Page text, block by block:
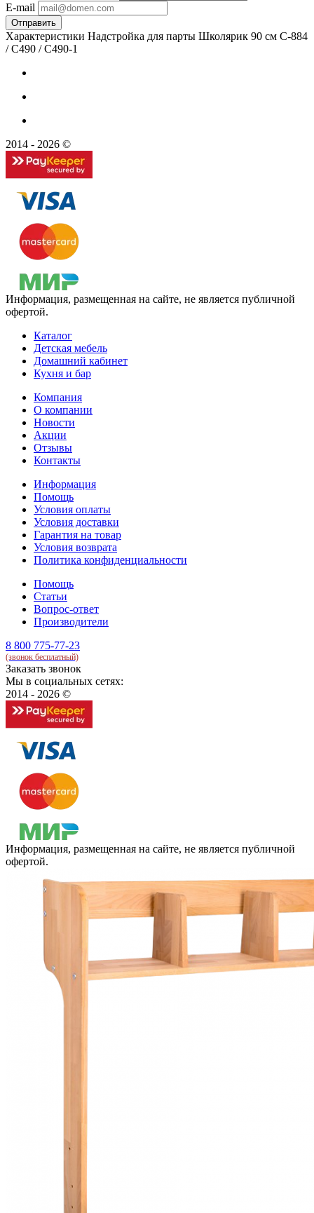
E-mail
Характеристики Надстройка для парты Школярик 90 см С-884
/ С490 / С490-1
2014 - 2026 ©
Информация, размещенная на сайте, не является публичной
офертой.
Каталог
Детская мебель
Домашний кабинет
Кухня и бар
Компания
О компании
Новости
Акции
Отзывы
Контакты
Информация
Помощь
Условия оплаты
Условия доставки
Гарантия на товар
Условия возврата
Политика конфиденциальности
Помощь
Статьи
Вопрос-ответ
Производители
8 800 775-77-23
(звонок бесплатный)
Заказать звонок
Мы в социальных сетях:
2014 - 2026 ©
Информация, размещенная на сайте, не является публичной
офертой.